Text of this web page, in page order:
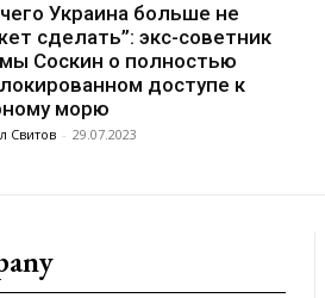
Украина больше не
сделать”: экс-советник
Соскин о полностью
доступе к
морю
Свитов - 29.07.2023